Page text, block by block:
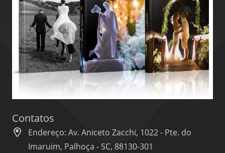
Contatos
Endereço: Av. Aniceto Zacchi, 1022 - Pte. do
Imaruim, Palhoça - SC, 88130-301